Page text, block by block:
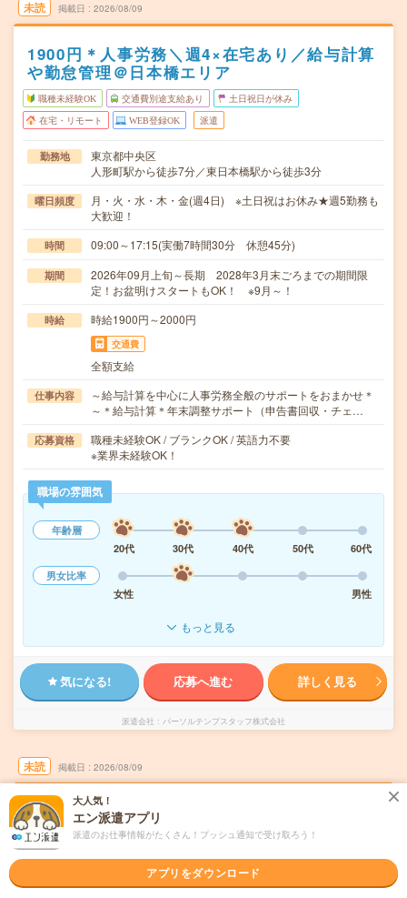
未読 掲載日 2026/08/09
1900円＊人事労務＼週4×在宅あり／給与計算
や勤怠管理＠日本橋エリア
職種未経験OK 交通費別途支給あり 土日祝日が休み
在宅・リモート WEB登録OK 派遣
勤務地
東京都中央区
人形町駅から徒歩7分／東日本橋駅から徒歩3分
曜日頻度
月・火・水・木・金(週4日) ※土日祝はお休み★週5勤務も
大歓迎！
時間 09:00～17:15(実働7時間30分 休憩45分)
期間
2026年09月上旬～長期 2028年3月末ごろまでの期間限
定！お盆明けスタートもOK！ ※9月～！
時給 時給1900円～2000円
交通費
全額支給
仕事内容
～給与計算を中心に人事労務全般のサポートをおまかせ＊
～＊給与計算＊年末調整サポート（申告書回収・チェ…
応募資格
職種未経験OK / ブランクOK / 英語力不要
※業界未経験OK！
職場の雰囲気
年齢層
20代
30代 40代 50代
60代
男女比率
女性
男性
もっと見る
気になる! 応募へ進む 詳しく見る
派遣会社 パーソルテンプスタッフ株式会社
未読 掲載日 2026/08/09
時給1800円＊社会保険経験×正社員目指せ
る！週2在宅！FLEXあり！秋葉原
交通費別途支給あり 土日祝日が休み 在宅・リモート
正社員への紹介予定派遣
大人気！
エン派遣アプリ
派遣のお仕事情報がたくさん！プッシュ通知で受け取ろう！
アプリをダウンロード